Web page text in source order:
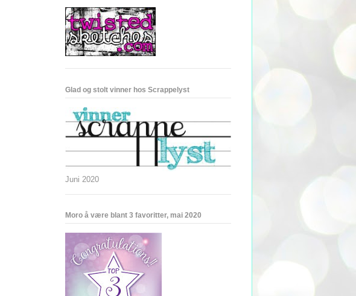
Glad og stolt vinner hos Scrappelyst
Juni 2020
Moro å være blant 3 favoritter, mai 2020